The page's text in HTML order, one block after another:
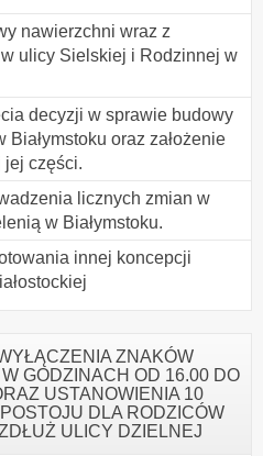
nawierzchni wraz z
ulicy Sielskiej i Rodzinnej w
decyzji w sprawie budowy
oraz założenie
jej części.
licznych zmian w
w Białymstoku.
innej koncepcji
ZNAKÓW
GODZINACH OD 16.00 DO
USTANOWIENIA 10
DLA RODZICÓW
ULICY DZIELNEJ